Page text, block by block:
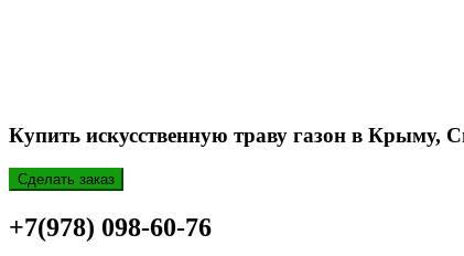
Купить искусственную траву газон в Крыму,
Сделать заказ
+7(978) 098-60-76